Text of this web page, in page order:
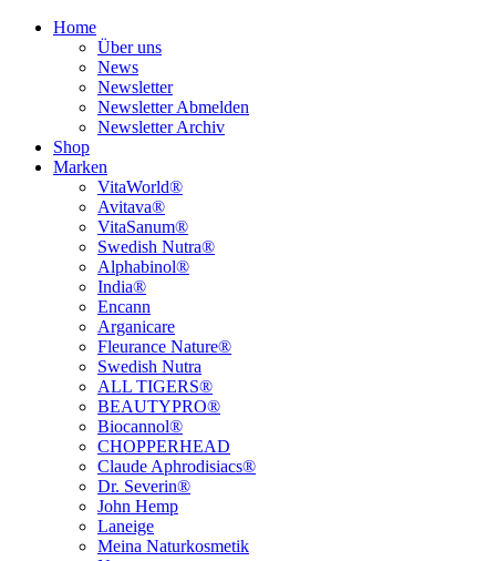
Home
Über uns
News
Newsletter
Newsletter Abmelden
Newsletter Archiv
Shop
Marken
VitaWorld®
Avitava®
VitaSanum®
Swedish Nutra®
Alphabinol®
India®
Encann
Arganicare
Fleurance Nature®
Swedish Nutra
ALL TIGERS®
BEAUTYPRO®
Biocannol®
CHOPPERHEAD
Claude Aphrodisiacs®
Dr. Severin®
John Hemp
Laneige
Meina Naturkosmetik